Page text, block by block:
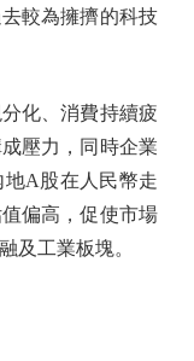
較為擁擠的科技
化、消費持續疲
壓力，同時企業
A股在人民幣走
偏高，促使市場
及工業板塊。